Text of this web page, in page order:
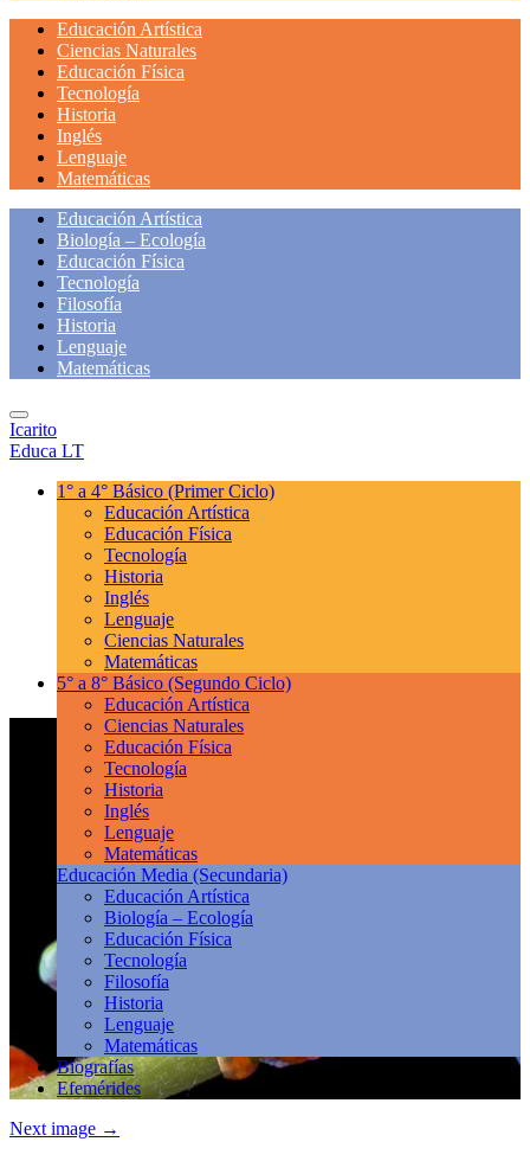
Educación Artística
Ciencias Naturales
Educación Física
Tecnología
Historia
Inglés
Lenguaje
Matemáticas
Educación Artística
Biología – Ecología
Educación Física
Tecnología
Filosofía
Historia
Lenguaje
Matemáticas
Icarito
Educa LT
1° a 4° Básico (Primer Ciclo)
Educación Artística
Educación Física
Tecnología
Historia
Inglés
Lenguaje
Ciencias Naturales
Matemáticas
5° a 8° Básico (Segundo Ciclo)
Educación Artística
Ciencias Naturales
Educación Física
Tecnología
Historia
Inglés
Lenguaje
Matemáticas
Educación Media (Secundaria)
Educación Artística
Biología – Ecología
Educación Física
Tecnología
Filosofía
Historia
Lenguaje
Matemáticas
Biografías
Efemérides
Next image →